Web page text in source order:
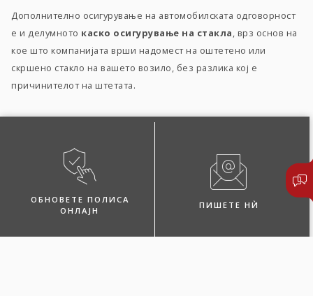
Дополнително осигурување на автомобилската одговорност
е и делумното каско осигурување на стакла , врз основ на
кое што компанијата врши надомест на оштетено или
скршено стакло на вашето возило, без разлика кој е
причинителот на штетата.
ОБНОВЕТЕ ПОЛИСА
ОНЛАЈН
ПИШЕТЕ НЍ